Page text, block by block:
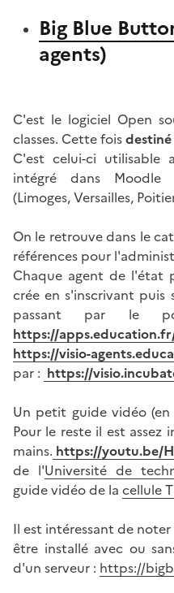
Big Blue
agents)
C'est le logiciel Open
classes. Cette fois
C'est celui-ci utilisable
intégré dans Moodle
(Limoges, Versailles,
On le retrouve dans le
références pour
Chaque agent de l'état
crée en s'inscrivant puis
passant par le
https://
https://visio-
par : https://
Un petit guide vidéo (en
Pour le reste il est
mains. https://youtu.be/
de l'Université de
guide vidéo de la cellule
Il est intéressant de
être installé avec ou
d'un serveur : https://